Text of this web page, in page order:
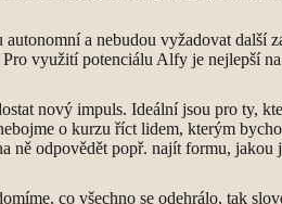
a nebudou vyžadovat další
využití potenciálu Alfy je nejlepší
nový impuls. Ideální jsou pro ty,
o kurzu říct lidem, kterým
ně odpovědět popř. najít formu,
co všechno se odehrálo, tak